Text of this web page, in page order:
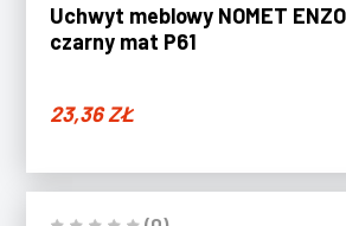
Uchwyt meblowy NOMET
czarny mat P61
23,36ZŁ